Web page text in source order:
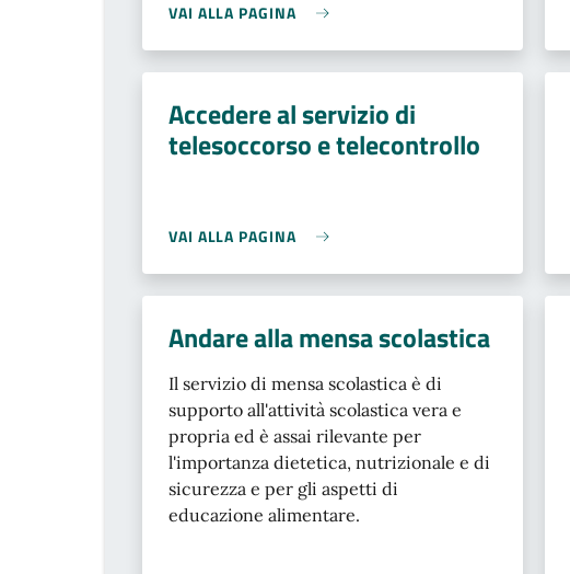
VAI ALLA PAGINA
Accedere al servizio di
telesoccorso e telecontrollo
VAI ALLA PAGINA
Andare alla mensa scolastica
Il servizio di mensa scolastica è di
supporto all'attività scolastica vera e
propria ed è assai rilevante per
l'importanza dietetica, nutrizionale e di
sicurezza e per gli aspetti di
educazione alimentare.